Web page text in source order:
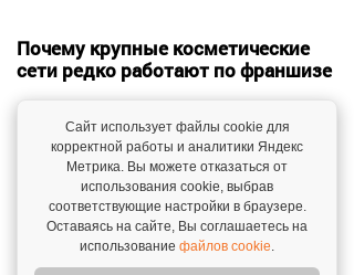
Почему крупные косметические
сети редко работают по франшизе
Многие предприниматели удивляются, что
франшизы нет не только у "Золотого Яблока",
но и у большинства крупнейших
косметических сетей.
Причина заключается в особенностях самого
Сайт использует файлы cookie для
корректной работы и аналитики Яндекс
Метрика. Вы можете отказаться от
использования cookie, выбрав
соответствующие настройки в браузере.
Оставаясь на сайте, Вы соглашаетесь на
использование файлов cookie.